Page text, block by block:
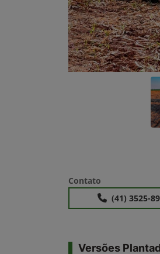
Contato
(41) 3525-
Versões